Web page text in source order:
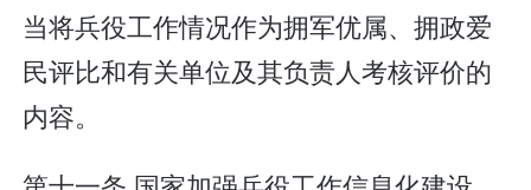
当将兵役工作情况作为拥军优属、拥政爱
民评比和有关单位及其负责人考核评价的
内容。